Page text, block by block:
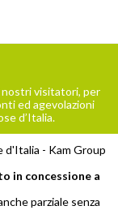
visitatori, per
ed agevolazioni
d’Italia.
d'Italia - Kam Group
in concessione a
parziale senza